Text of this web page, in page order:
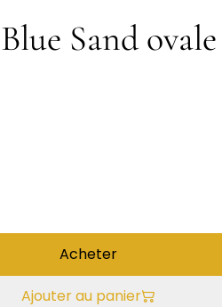
Sand ovale
Acheter
Ajouter au panier